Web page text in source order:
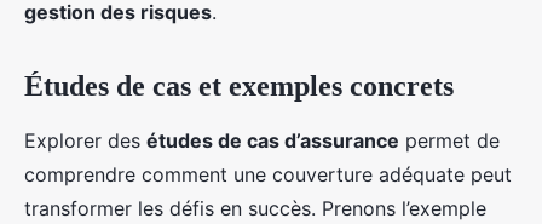
gestion des risques.
Études de cas et exemples concrets
Explorer des études de cas d’assurance permet de
comprendre comment une couverture adéquate peut
transformer les défis en succès. Prenons l’exemple